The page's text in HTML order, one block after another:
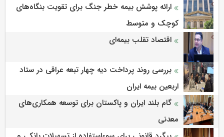
ارائه پوشش بیمه خطر جنگ برای تقویت بنگاه‌های
کوچک و متوسط
اقتصاد تقلب بیمه‌ای
بررسی روند پرداخت دیه چهار تبعه عراقی در ستاد
اربعین بیمه ایران
گام بلند ایران و پاکستان برای توسعه همکاری‌های
معدنی